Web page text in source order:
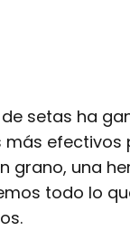
de setas ha
efectivos
grano, una
todo lo